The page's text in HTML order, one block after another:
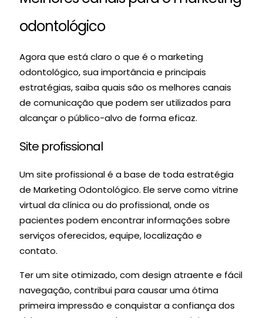
odontológico
Agora que está claro o que é o marketing
odontológico, sua importância e principais
estratégias, saiba quais são os melhores canais
de comunicação que podem ser utilizados para
alcançar o público-alvo de forma eficaz.
Site profissional
Um site profissional é a base de toda estratégia
de Marketing Odontológico. Ele serve como vitrine
virtual da clínica ou do profissional, onde os
pacientes podem encontrar informações sobre
serviços oferecidos, equipe, localização e
contato.
Ter um site otimizado, com design atraente e fácil
navegação, contribui para causar uma ótima
primeira impressão e conquistar a confiança dos